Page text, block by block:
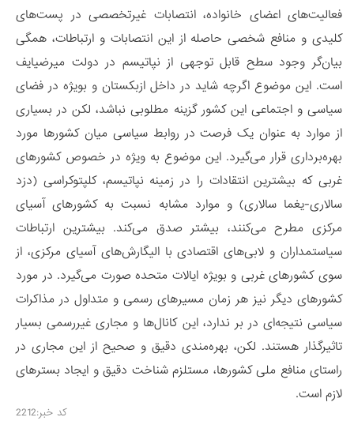
فعالیت‌های اعضای خانواده، انتصابات غیرتخصصی در پست‌های
کلیدی و منافع شخصی حاصله از این انتصابات و ارتباطات، همگی
بیان‌گر وجود سطح قابل توجهی از نپاتیسم در دولت میرضیایف
است. این موضوع اگرچه شاید در داخل ازبکستان و بویژه در فضای
سیاسی و اجتماعی این کشور گزینه مطلوبی نباشد، لکن در بسیاری
از موارد به عنوان یک فرصت در روابط سیاسی میان کشورها مورد
بهره‌برداری قرار می‌گیرد. این موضوع به ویژه در خصوص کشورهای
غربی که بیشترین انتقادات را در زمینه نپاتیسم، کلپتوکراسی (دزد
سالاری-یغما سالاری) و موارد مشابه نسبت به کشورهای آسیای
مرکزی مطرح می‌کنند، بیشتر صدق می‌کند. بیشترین ارتباطات
سیاستمداران و لابی‌های اقتصادی با الیگارش‌های آسیای مرکزی، از
سوی کشورهای غربی و بویژه ایالات متحده صورت می‌گیرد. در مورد
کشورهای دیگر نیز هر زمان مسیرهای رسمی و متداول در مذاکرات
سیاسی نتیجه‌ای در بر ندارد، این کانال‌ها و مجاری غیررسمی بسیار
تاثیرگذار هستند. لکن، بهره‌مندی دقیق و صحیح از این مجاری در
راستای منافع ملی کشورها، مستلزم شناخت دقیق و ایجاد بسترهای
لازم است.
کد خبر:2212